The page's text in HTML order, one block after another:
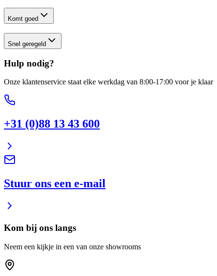
Komt goed
Snel geregeld
Hulp nodig?
Onze klantenservice staat elke werkdag van 8:00-17:00 voor je klaar
+31 (0)88 13 43 600
Stuur ons een e-mail
Kom bij ons langs
Neem een kijkje in een van onze showrooms